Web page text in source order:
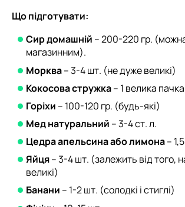
Що підготувати:
Сир домашній – 200-220 гр.
магазинним).
Морква– 3-4 шт. (не дуже великі)
Кокосова стружка– 1 велика пачка
Горіхи – 100-120 гр. (будь-які)
Мед натуральний – 3-4 ст. л.
Цедра апельсина або лимона–
Яйця– 3-4 шт. (залежить від того,
великі)
Банани – 1-2 шт. (солодкі і стиглі)